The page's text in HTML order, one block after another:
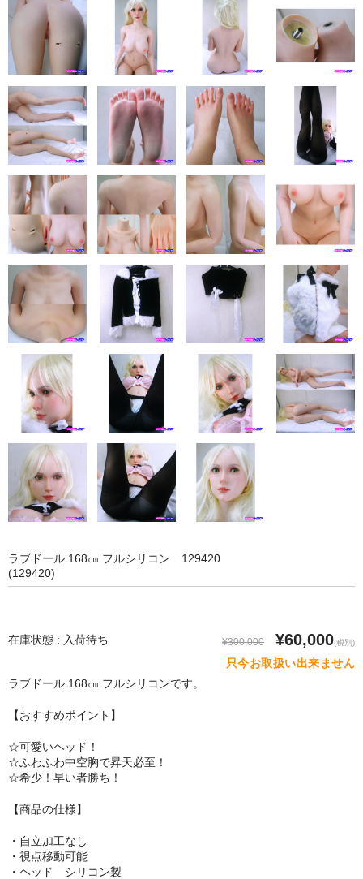
PIPER DOLL
eles
DOLL4EVER
アップルトレーディングカンパニー
KUMA STORE
ベルドール東京
ラモンドール
パーフェクトボディ
AXB DOLL
NF DOLL
SM Doll
Qita Doll
POdoll
HANI DOLL
CRYSTAL DOLL
COSDOLL
Rabudoll
Banidoll
PIEDOLL
リップロップ
A-ONE
ラブドール 168㎝ フルシリコン 129420
(129420)
在庫状態 : 入荷待ち ¥300,000 ¥60,000(税別)
只今お取扱い出来ません
ラブドール 168㎝ フルシリコンです。
【おすすめポイント】
☆可愛いヘッド！
☆ふわふわ中空胸で昇天必至！
☆希少！早い者勝ち！
【商品の仕様】
・自立加工なし
・視点移動可能
・ヘッド シリコン製